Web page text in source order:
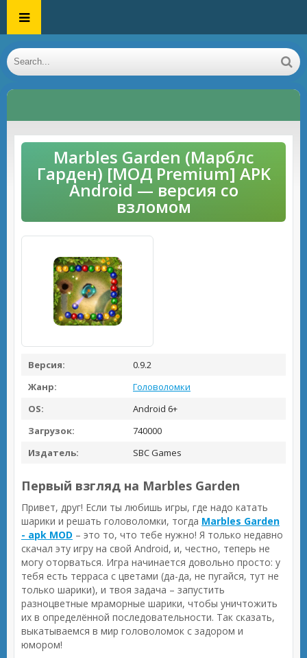
Marbles Garden (Марблс
Гарден) [МОД Premium] APK
Android — версия со
взломом
Версия:
0.9.2
Жанр:
Головоломки
OS:
Android 6+
Загрузок:
740000
Издатель:
SBC Games
Первый взгляд на Marbles Garden
Привет, друг! Если ты любишь игры, где надо катать
шарики и решать головоломки, тогда Marbles Garden
- apk MOD – это то, что тебе нужно! Я только недавно
скачал эту игру на свой Android, и, честно, теперь не
могу оторваться. Игра начинается довольно просто: у
тебя есть терраса с цветами (да-да, не пугайся, тут не
только шарики), и твоя задача – запустить
разноцветные мраморные шарики, чтобы уничтожить
их в определённой последовательности. Так сказать,
выкатываемся в мир головоломок с задором и
юмором!